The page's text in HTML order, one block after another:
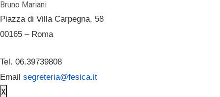
Bruno Mariani
Piazza di Villa Carpegna, 58
00165 – Roma
Tel. 06.39739808
Email segreteria@fesica.it
X